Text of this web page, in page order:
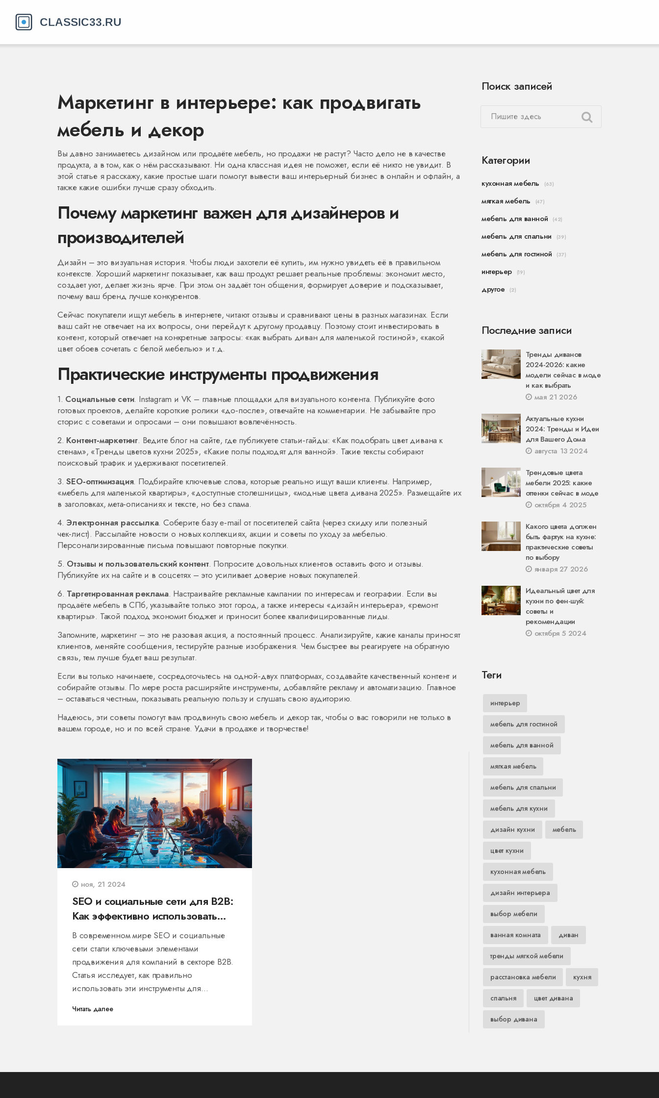
Маркетинг в интерьере: как продвигать
мебель и декор
Вы давно занимаетесь дизайном или продаёте мебель, но продажи не растут? Часто дело не в качестве
продукта, а в том, как о нём рассказывают. Ни одна классная идея не поможет, если её никто не увидит. В
этой статье я расскажу, какие простые шаги помогут вывести ваш интерьерный бизнес в онлайн и офлайн, а
также какие ошибки лучше сразу обходить.
Почему маркетинг важен для дизайнеров и
производителей
Дизайн – это визуальная история. Чтобы люди захотели её купить, им нужно увидеть её в правильном
контексте. Хороший маркетинг показывает, как ваш продукт решает реальные проблемы: экономит место,
создает уют, делает жизнь ярче. При этом он задаёт тон общения, формирует доверие и подсказывает,
почему ваш бренд лучше конкурентов.
Сейчас покупатели ищут мебель в интернете, читают отзывы и сравнивают цены в разных магазинах. Если
ваш сайт не отвечает на их вопросы, они перейдут к другому продавцу. Поэтому стоит инвестировать в
контент, который отвечает на конкретные запросы: «как выбрать диван для маленькой гостиной», «какой
цвет обоев сочетать с белой мебелью» и т.д.
Практические инструменты продвижения
1. Социальные сети. Instagram и VK – главные площадки для визуального контента. Публикуйте фото
готовых проектов, делайте короткие ролики «до‑после», отвечайте на комментарии. Не забывайте про
сторис с советами и опросами – они повышают вовлечённость.
2. Контент‑маркетинг. Ведите блог на сайте, где публикуете статьи‑гайды: «Как подобрать цвет дивана к
стенам», «Тренды цветов кухни 2025», «Какие полы подходят для ванной». Такие тексты собирают
поисковый трафик и удерживают посетителей.
3.SEO‑оптимизация. Подбирайте ключевые слова, которые реально ищут ваши клиенты. Например,
«мебель для маленькой квартиры», «доступные столешницы», «модные цвета дивана 2025». Размещайте их
в заголовках, мета‑описаниях и тексте, но без спама.
4. Электронная рассылка. Соберите базу e‑mail от посетителей сайта (через скидку или полезный
чек‑лист). Рассылайте новости о новых коллекциях, акции и советы по уходу за мебелью.
Персонализированные письма повышают повторные покупки.
5. Отзывы и пользовательский контент. Попросите довольных клиентов оставить фото и отзывы.
Публикуйте их на сайте и в соцсетях – это усиливает доверие новых покупателей.
6. Таргетированная реклама. Настраивайте рекламные кампании по интересам и географии. Если вы
продаёте мебель в СПб, указывайте только этот город, а также интересы «дизайн интерьера», «ремонт
квартиры». Такой подход экономит бюджет и приносит более квалифицированные лиды.
Запомните, маркетинг – это не разовая акция, а постоянный процесс. Анализируйте, какие каналы приносят
клиентов, меняйте сообщения, тестируйте разные изображения. Чем быстрее вы реагируете на обратную
связь, тем лучше будет ваш результат.
Если вы только начинаете, сосредоточьтесь на одной‑двух платформах, создавайте качественный контент и
собирайте отзывы. По мере роста расширяйте инструменты, добавляйте рекламу и автоматизацию. Главное
– оставаться честным, показывать реальную пользу и слушать свою аудиторию.
Надеюсь, эти советы помогут вам продвинуть свою мебель и декор так, чтобы о вас говорили не только в
вашем городе, но и по всей стране. Удачи в продаже и творчестве!
ноя, 21 2024
SEO и социальные сети для B2B:
Как эффективно использовать
для продвижения
В современном мире SEO и социальные
сети стали ключевыми элементами
продвижения для компаний в секторе B2B.
Статья исследует, как правильно
использовать эти инструменты для
известных экспертов в области цифрового
Читать далее
Поиск записей
Категории
кухонная мебель (63)
мягкая мебель (47)
мебель для ванной (42)
мебель для спальни (39)
мебель для гостиной (37)
интерьер (19)
другое (2)
Последние записи
Тренды диванов
2024-2026: какие
модели сейчас в моде
и как выбрать
мая 21 2026
Актуальные кухни
2024: Тренды и Идеи
для Вашего Дома
августа 13 2024
Трендовые цвета
мебели 2025: какие
оттенки сейчас в моде
октября 4 2025
Какого цвета должен
быть фартук на кухне:
практические советы
по выбору
января 27 2026
Идеальный цвет для
кухни по фен-шуй:
советы и
рекомендации
октября 5 2024
Теги
интерьер
мебель для гостиной
мебель для ванной
мягкая мебель
мебель для спальни
мебель для кухни
дизайн кухни мебель
цвет кухни
кухонная мебель
дизайн интерьера
выбор мебели
ванная комната диван
тренды мягкой мебели
расстановка мебели кухня
спальня цвет дивана
выбор дивана